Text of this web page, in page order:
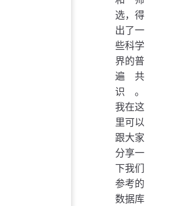
选，得
出了一
些科学
界的普
遍共
识。
我在这
里可以
跟大家
分享一
下我们
参考的
数据库